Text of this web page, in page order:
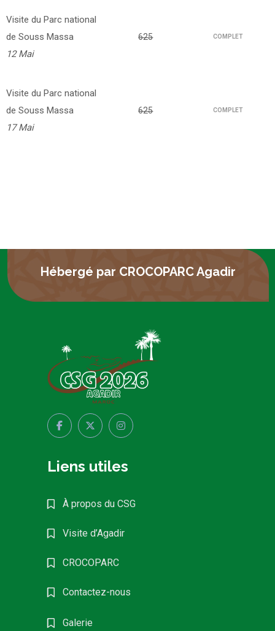
Visite du Parc national
de Souss Massa
12 Mai
625 COMPLET
Visite du Parc national
de Souss Massa
17 Mai
625 COMPLET
Hébergé par CROCOPARC Agadir
Liens utiles
À propos du CSG
Visite d’Agadir
CROCOPARC
Contactez-nous
Galerie